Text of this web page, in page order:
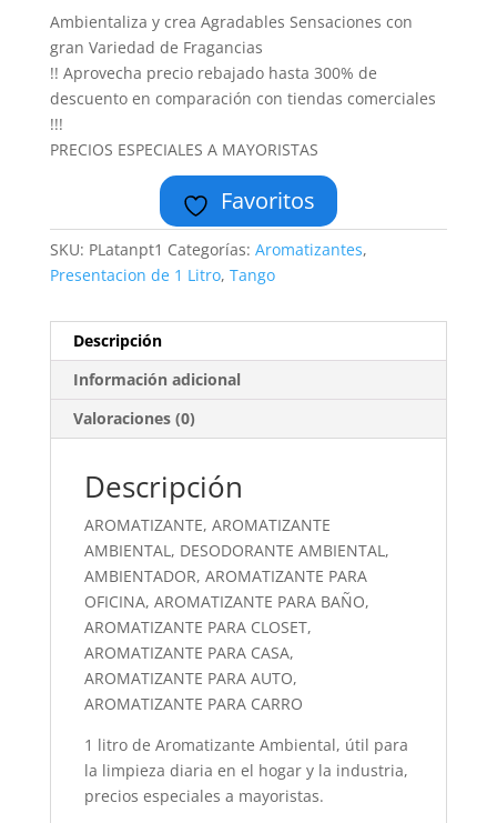
Ambientaliza y crea Agradables Sensaciones con
gran Variedad de Fragancias
!! Aprovecha precio rebajado hasta 300% de
descuento en comparación con tiendas comerciales
!!!
PRECIOS ESPECIALES A MAYORISTAS
Favoritos
SKU: PLatanpt1 Categorías: Aromatizantes,
Presentacion de 1 Litro, Tango
Descripción
Información adicional
Valoraciones (0)
Descripción
AROMATIZANTE, AROMATIZANTE
AMBIENTAL, DESODORANTE AMBIENTAL,
AMBIENTADOR, AROMATIZANTE PARA
OFICINA, AROMATIZANTE PARA BAÑO,
AROMATIZANTE PARA CLOSET,
AROMATIZANTE PARA CASA,
AROMATIZANTE PARA AUTO,
AROMATIZANTE PARA CARRO
1 litro de Aromatizante Ambiental, útil para
la limpieza diaria en el hogar y la industria,
precios especiales a mayoristas.